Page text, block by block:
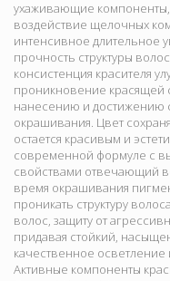
ухаживающие
воздействие щелочных
интенсивное длительное
прочность структуры
консистенция красителя
проникновение красящей
нанесению и достижению
окрашивания. Цвет
остается красивым и
современной формуле с
свойствами отвечающий
время окрашивания
проникать структуру
волос, защиту от
придавая стойкий,
качественное
Активные компоненты